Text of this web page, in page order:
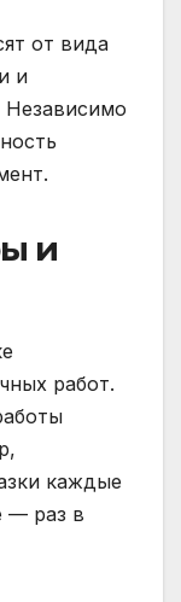
от вида
и
Независимо
и
работ.
каждые
— раз в